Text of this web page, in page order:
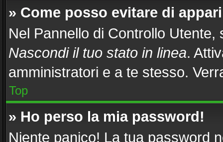
» Come posso evitare di
Nel Pannello di Controllo Utente,
Nascondi il tuo stato in linea.
amministratori e a te stesso.
Top
» Ho perso la mia password!
Niente panico! La tua password